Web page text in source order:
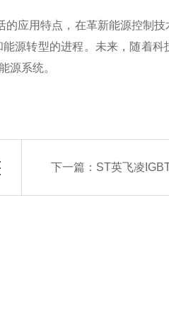
用特点，在革新能源控制技
源转型的进程。未来，随着科
源系统。
下一篇： ST英飞凌